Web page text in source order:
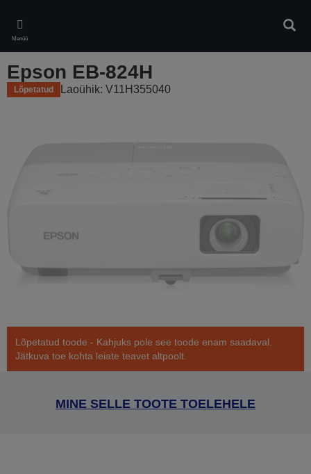
main
content
Menüü
Epson EB-824H
Lõpetatud Laoühik: V11H355040
Lõpetatud toode - Kahjuks pole see toode enam saadaval.
Jätkuva toe kohta leiate teavet altpoolt.
MINE SELLE TOOTE TOELEHELE